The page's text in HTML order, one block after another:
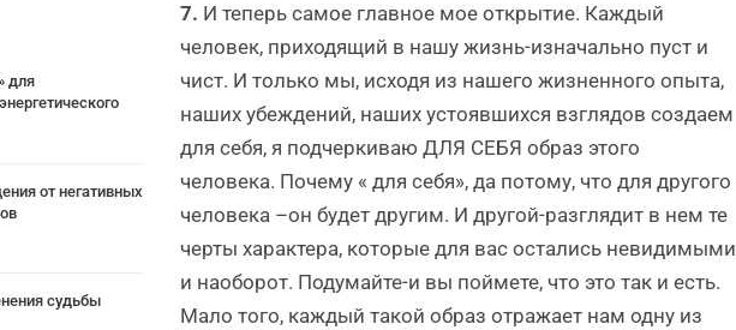
для
от негативных
судьбы
7. И теперь самое главное мое открытие. Каждый
человек, приходящий в нашу жизнь-изначально пуст и
чист. И только мы, исходя из нашего жизненного опыта,
наших убеждений, наших устоявшихся взглядов создаем
для себя, я подчеркиваю ДЛЯ СЕБЯ образ этого
человека. Почему « для себя», да потому, что для другого
человека –он будет другим. И другой-разглядит в нем те
черты характера, которые для вас остались невидимыми
и наоборот. Подумайте-и вы поймете, что это так и есть.
Мало того, каждый такой образ отражает нам одну из